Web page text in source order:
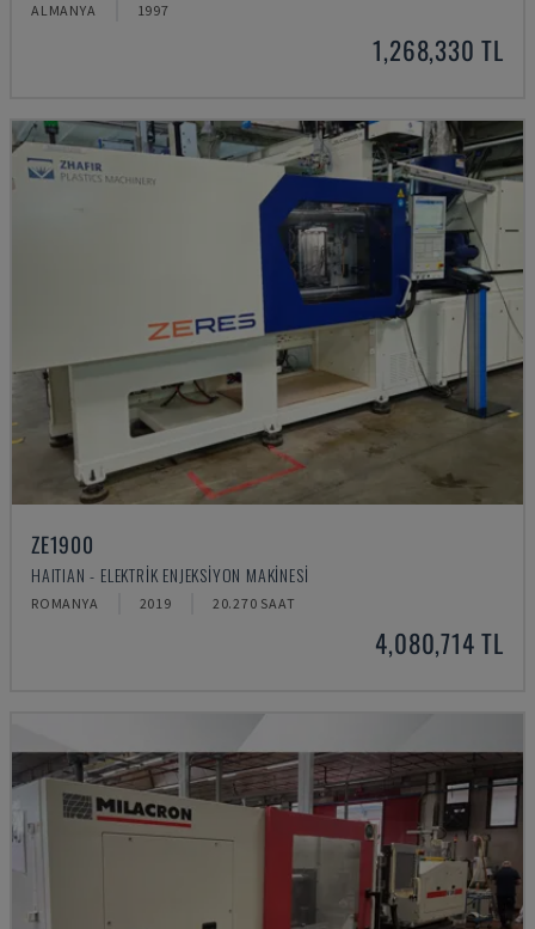
ALMANYA 1997
1,268,330 TL
ZE1900
HAITIAN - ELEKTRIK ENJEKSIYON MAKINESI
ROMANYA 2019 20.270 SAAT
4,080,714 TL